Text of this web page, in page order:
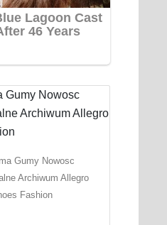
Gumy Nowosc
Archiwum Allegro
Fashion